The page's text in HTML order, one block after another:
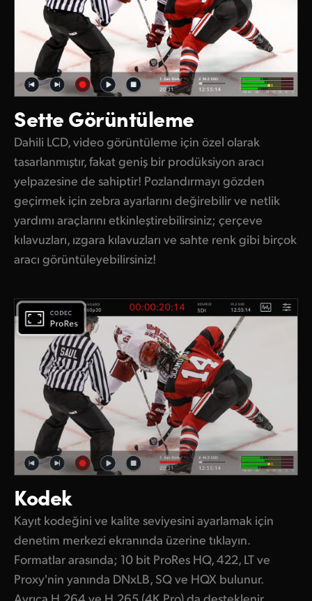
Sette Görüntüleme
Dahili LCD, video görüntüleme için özel olarak
tasarlanmıştır, fakat geniş bir prodüksiyon aracı
yelpazesine de sahiptir! Pozlandırmayı gözden
geçirmek için zebra ayarlarını değirebilir ve netlik
yardımı araçlarını etkinleştirebilirsiniz; çerçeve
kılavuzları, ızgara kılavuzları ve sahte renk gibi birçok
aracı görüntüleyebilirsiniz!
Kodek
Kayıt kodeğini ve kalite seviyesini ayarlamak için
denetim merkezi ekranında üzerine tıklayın.
Formatlar arasında; 10 bit ProRes HQ, 422, LT ve
Proxy'nin yanında DNxLB, SQ ve HQX bulunur.